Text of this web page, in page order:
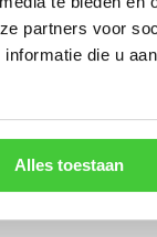
partners voor
die u
Alles toestaan